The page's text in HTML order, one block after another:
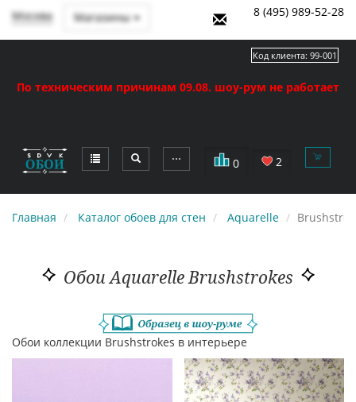
Москва Магазины 8 (495) 989-52-28
По техническим причинам 09.08. шоу-рум не работает
⋯ 0 2
Код клиента: 99-001
Главная Каталог обоев для стен Aquarelle
Обои Aquarelle Brushstrokes
Обои коллекции Brushstrokes в интерьере